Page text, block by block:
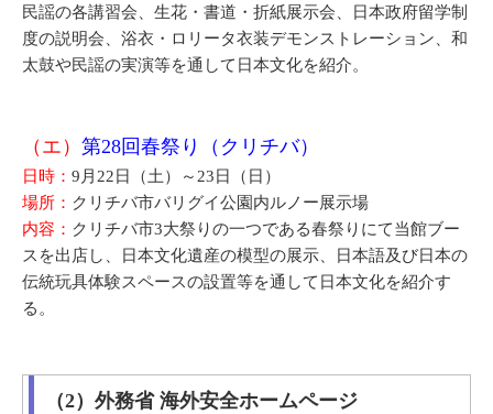
民謡の各講習会、生花・書道・折紙展示会、日本政府留学制
度の説明会、浴衣・ロリータ衣装デモンストレーション、和
太鼓や民謡の実演等を通して日本文化を紹介。
（エ） 第28回春祭り（クリチバ）
日時： 9月22日（土）～23日（日）
場所： クリチバ市バリグイ公園内ルノー展示場
内容： クリチバ市3大祭りの一つである春祭りにて当館ブー
スを出店し、日本文化遺産の模型の展示、日本語及び日本の
伝統玩具体験スペースの設置等を通して日本文化を紹介す
る。
（2）外務省 海外安全ホームページ